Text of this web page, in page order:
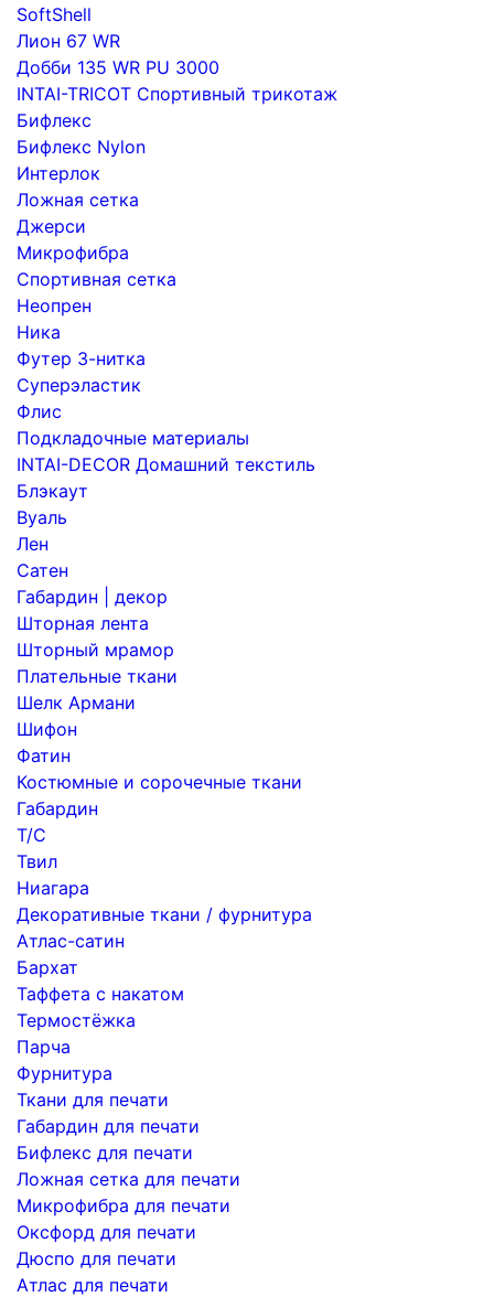
SoftShell
Лион 67 WR
Добби 135 WR PU 3000
INTAI-TRICOT Спортивный трикотаж
Бифлекс
Бифлекс Nylon
Интерлок
Ложная сетка
Джерси
Микрофибра
Спортивная сетка
Неопрен
Ника
Футер 3-нитка
Суперэластик
Флис
Подкладочные материалы
INTAI-DECOR Домашний текстиль
Блэкаут
Вуаль
Лен
Сатен
Габардин | декор
Шторная лента
Шторный мрамор
Плательные ткани
Шелк Армани
Шифон
Фатин
Костюмные и сорочечные ткани
Габардин
Т/С
Твил
Ниагара
Декоративные ткани / фурнитура
Атлас-сатин
Бархат
Таффета с накатом
Термостёжка
Парча
Фурнитура
Ткани для печати
Габардин для печати
Бифлекс для печати
Ложная сетка для печати
Микрофибра для печати
Оксфорд для печати
Дюспо для печати
Атлас для печати